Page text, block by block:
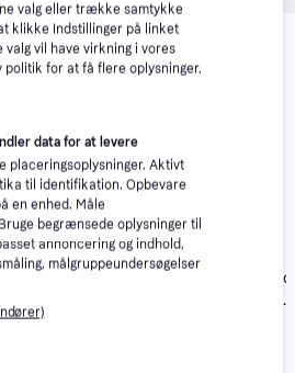
produkter, der matcher dine
Trender
Rias Sort Onduline
Rias Sort, Hvid
valg eller trække samtykke
klikke Indstillinger på linket
valg vil have virkning i vores
politik for at få flere oplysninger.
data for at levere
placeringsoplysninger. Aktivt
til identifikation. Opbevare
en enhed. Måle
begrænsede oplysninger til
annoncering og indhold,
målgruppeundersøgelser